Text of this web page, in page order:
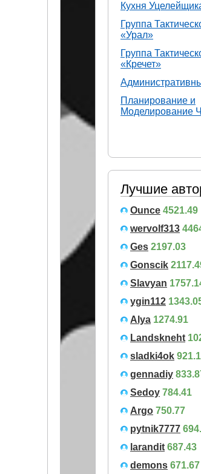
Кухня
Группа
«Урал»
Группа
«Кречет»
Планирование и
Моделирование
Лучшие
Ounce 4521.49
wervolf313
Ges 2197.03
Gonscik
Slavyan
ygin112
Alya 1274.91
Landskneht
sladki4ok
gennadiy
Sedoy 784.41
Argo 750.77
pytnik7777
larandit 687.43
demons 671.67